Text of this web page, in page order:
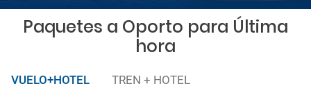
Paquetes a Oporto para Última
hora
VUELO+HOTEL TREN + HOTEL